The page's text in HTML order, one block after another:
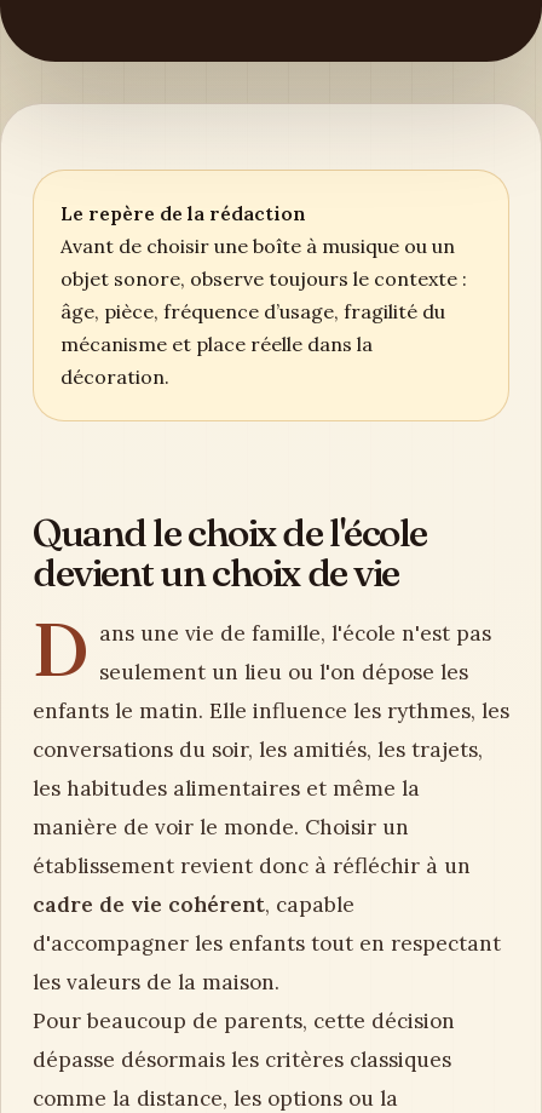
Le repère de la rédaction
Avant de choisir une boîte à musique ou un
objet sonore, observe toujours le contexte :
âge, pièce, fréquence d’usage, fragilité du
mécanisme et place réelle dans la
décoration.
Quand le choix de l'école
devient un choix de vie
D ans une vie de famille, l'école n'est pas
seulement un lieu ou l'on dépose les
enfants le matin. Elle influence les rythmes, les
conversations du soir, les amitiés, les trajets,
les habitudes alimentaires et même la
manière de voir le monde. Choisir un
établissement revient donc à réfléchir à un
cadre de vie cohérent, capable
d'accompagner les enfants tout en respectant
les valeurs de la maison.
Pour beaucoup de parents, cette décision
dépasse désormais les critères classiques
comme la distance, les options ou la